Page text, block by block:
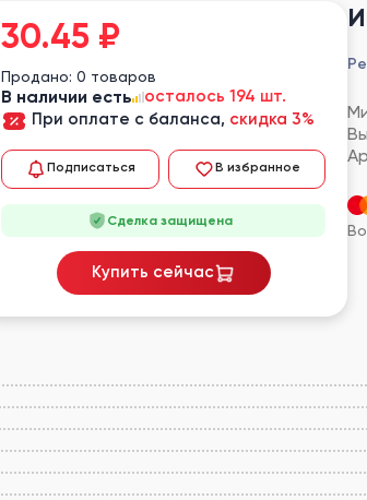
30.45 ₽
Продано: 0 товаров
В наличии есть
осталось 194 шт.
При оплате с баланса, скидка 3%
Подписаться В избранное
Сделка защищена
Купить сейчас